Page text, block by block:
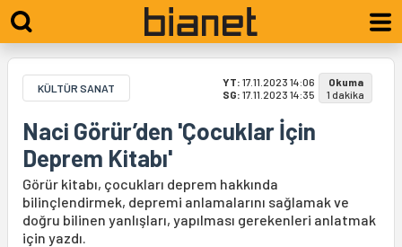
KÜLTÜR SANAT YT: 17.11.2023 14:06
SG: 17.11.2023 14:35
Okuma
1 dakika
Naci Görür’den 'Çocuklar İçin
Deprem Kitabı'
Görür kitabı, çocukları deprem hakkında
bilinçlendirmek, depremi anlamalarını sağlamak ve
doğru bilinen yanlışları, yapılması gerekenleri anlatmak
için yazdı.